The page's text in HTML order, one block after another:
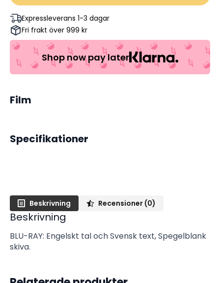
Expressleverans 1-3 dagar
Fri frakt över 999 kr
Shop now pay later
Film
Specifikationer
Beskrivning Recensioner (0)
Beskrivning
BLU-RAY: Engelskt tal och Svensk text, Spegelblank
skiva.